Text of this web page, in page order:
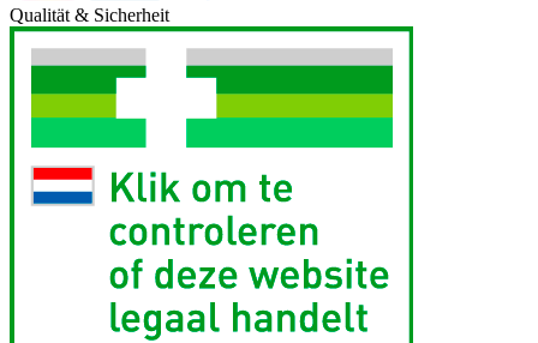
Qualität & Sicherheit